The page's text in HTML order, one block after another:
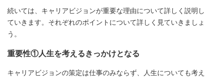
続いては、キャリアビジョンが重要な理由について詳しく説明し
ていきます。それぞれのポイントについて詳しく見ていきましょ
う。
重要性①人生を考えるきっかけとなる
キャリアビジョンの策定は仕事のみならず、人生についても考え